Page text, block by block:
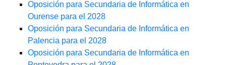
Oposición para Secundaria de Informática en
Ourense para el 2028
Oposición para Secundaria de Informática en
Palencia para el 2028
Oposición para Secundaria de Informática en